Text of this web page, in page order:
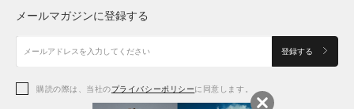
アクセサリー
アクセサリー
シューズ
アクセサリー
シューズ
メールマガジンに登録する
登録する
購読の際は、当社のプライバシーポリシーに同意します。